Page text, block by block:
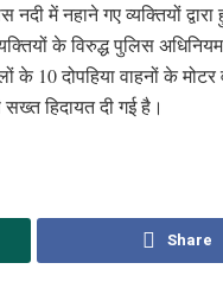
में नहाने गए व्यक्तियों
के विरुद्ध पुलिस
के 10 दोपहिया वाहनों के
हिदायत दी गई है।
Share